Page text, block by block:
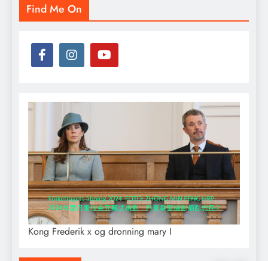
Find Me On
Kong Frederik x og dronning mary I